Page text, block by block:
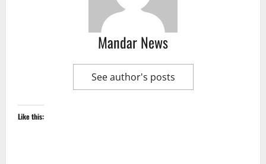
Mandar News
See author's posts
Like this: